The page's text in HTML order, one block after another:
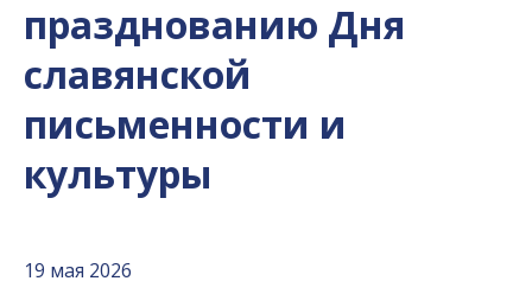
празднованию Дня
славянской
письменности и
культуры
19 мая 2026